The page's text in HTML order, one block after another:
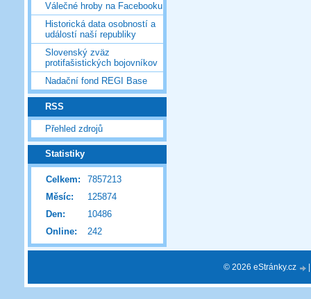
Válečné hroby na Facebooku
Historická data osobností a
událostí naší republiky
Slovenský zväz
protifašistických bojovníkov
Nadační fond REGI Base
RSS
Přehled zdrojů
Statistiky
Online: 242
Celkem:
7857213
Měsíc:
125874
Den:
10486
© 2026 eStránky.cz